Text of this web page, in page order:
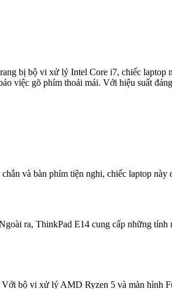
bị bộ vi xử lý Intel Core i7, chiếc laptop
việc gõ phím thoải mái. Với hiệu suất
và bàn phím tiện nghi, chiếc laptop này
ra, ThinkPad E14 cung cấp những tính
Với bộ vi xử lý AMD Ryzen 5 và màn hình